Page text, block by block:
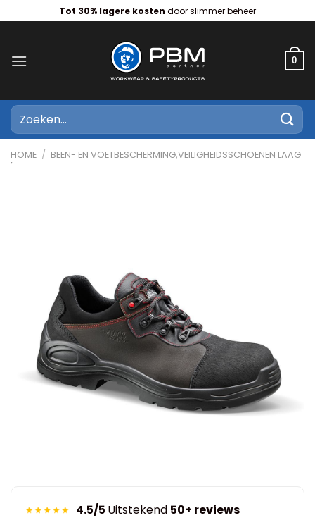
naar
Tot 30% lagere kosten door slimmer beheer
0
Zoeken
naar:
HOME / BEEN- EN VOETBESCHERMING,VEILIGHEIDSSCHOENEN LAAG
MODEL,S3
4.5/5 Uitstekend 50+ reviews